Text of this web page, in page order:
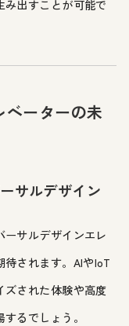
出すことが可能で
ベーターの未
サルデザイン
サルデザインエレ
されます。AIやIoT
ズされた体験や高度
るでしょう。